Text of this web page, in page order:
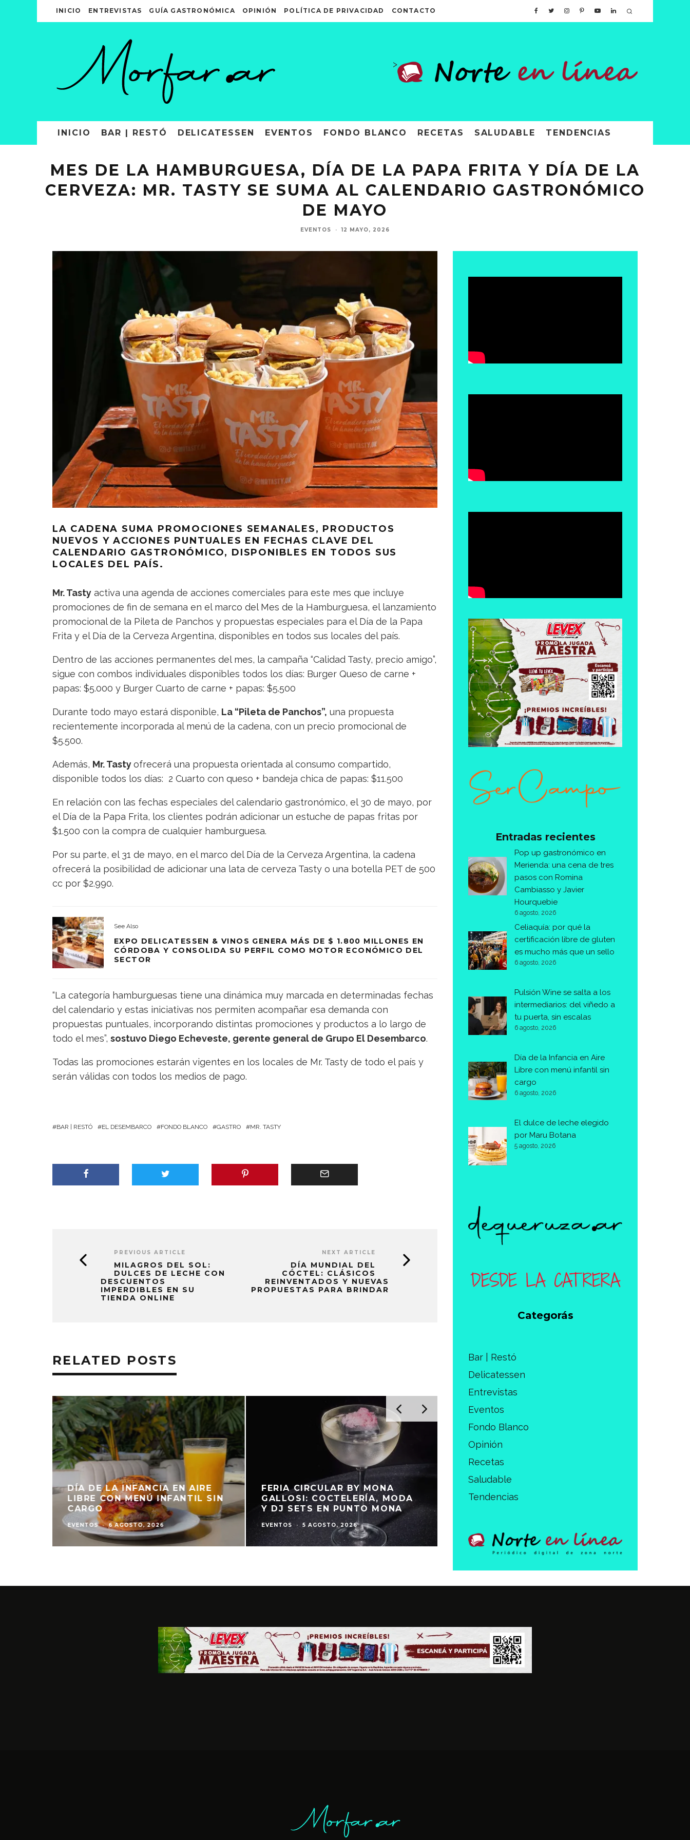
INICIO ENTREVISTAS GUÍA GASTRONÓMICA OPINIÓN POLÍTICA DE PRIVACIDAD CONTACTO
>
INICIO BAR | RESTÓ DELICATESSEN EVENTOS FONDO BLANCO RECETAS SALUDABLE TENDENCIAS
MES DE LA HAMBURGUESA, DÍA DE LA PAPA FRITA Y DÍA DE LA
CERVEZA: MR. TASTY SE SUMA AL CALENDARIO GASTRONÓMICO
DE MAYO
EVENTOS · 12 MAYO, 2026
LA CADENA SUMA PROMOCIONES SEMANALES, PRODUCTOS
NUEVOS Y ACCIONES PUNTUALES EN FECHAS CLAVE DEL
CALENDARIO GASTRONÓMICO, DISPONIBLES EN TODOS SUS
LOCALES DEL PAÍS.
Mr. Tasty activa una agenda de acciones comerciales para este mes que incluye
promociones de fin de semana en el marco del Mes de la Hamburguesa, el lanzamiento
promocional de la Pileta de Panchos y propuestas especiales para el Día de la Papa
Frita y el Día de la Cerveza Argentina, disponibles en todos sus locales del país.
Dentro de las acciones permanentes del mes, la campaña “Calidad Tasty, precio amigo”,
sigue con combos individuales disponibles todos los días: Burger Queso de carne +
papas: $5.000 y Burger Cuarto de carne + papas: $5.500
Durante todo mayo estará disponible, La “Pileta de Panchos”, una propuesta
recientemente incorporada al menú de la cadena, con un precio promocional de
$5.500.
Además, Mr. Tastyofrecerá una propuesta orientada al consumo compartido,
disponible todos los días: 2 Cuarto con queso + bandeja chica de papas: $11.500
En relación con las fechas especiales del calendario gastronómico, el 30 de mayo, por
el Día de la Papa Frita, los clientes podrán adicionar un estuche de papas fritas por
$1.500 con la compra de cualquier hamburguesa.
Por su parte, el 31 de mayo, en el marco del Día de la Cerveza Argentina, la cadena
ofrecerá la posibilidad de adicionar una lata de cerveza Tasty o una botella PET de 500
cc por $2.990.
See Also
EXPO DELICATESSEN & VINOS GENERA MÁS DE $ 1.800 MILLONES EN
CÓRDOBA Y CONSOLIDA SU PERFIL COMO MOTOR ECONÓMICO DEL
SECTOR
“La categoría hamburguesas tiene una dinámica muy marcada en determinadas fechas
del calendario y estas iniciativas nos permiten acompañar esa demanda con
propuestas puntuales, incorporando distintas promociones y productos a lo largo de
todo el mes”, sostuvo Diego Echeveste, gerente general de Grupo El Desembarco.
Todas las promociones estarán vigentes en los locales de Mr. Tasty de todo el país y
serán válidas con todos los medios de pago.
BAR | RESTÓ EL DESEMBARCO FONDO BLANCO GASTRO MR. TASTY
PREVIOUS ARTICLE
MILAGROS DEL SOL:
DULCES DE LECHE CON
DESCUENTOS
IMPERDIBLES EN SU
TIENDA ONLINE
NEXT ARTICLE
DÍA MUNDIAL DEL
CÓCTEL: CLÁSICOS
REINVENTADOS Y NUEVAS
PROPUESTAS PARA BRINDAR
RELATED POSTS
DÍA DE LA INFANCIA EN AIRE
LIBRE CON MENÚ INFANTIL SIN
CARGO
EVENTOS · 6 AGOSTO, 2026
FERIA CIRCULAR BY MONA
GALLOSI: COCTELERÍA, MODA
Y DJ SETS EN PUNTO MONA
EVENTOS · 5 AGOSTO, 2026
Entradas recientes
Pop up gastronómico en
Merienda: una cena de tres
pasos con Romina
Cambiasso y Javier
Hourquebie
6 agosto, 2026
Celiaquía: por qué la
certificación libre de gluten
es mucho más que un sello
6 agosto, 2026
Pulsión Wine se salta a los
intermediarios: del viñedo a
tu puerta, sin escalas
6 agosto, 2026
Día de la Infancia en Aire
Libre con menú infantil sin
cargo
6 agosto, 2026
El dulce de leche elegido
por Maru Botana
5 agosto, 2026
Categorás
Bar | Restó
Delicatessen
Entrevistas
Eventos
Fondo Blanco
Opinión
Recetas
Saludable
Tendencias